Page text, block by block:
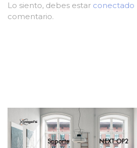
Lo siento, debes estar conectado
comentario.